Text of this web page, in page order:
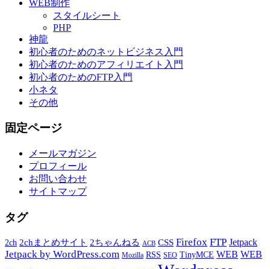
WEB制作
スタイルシート
PHP
神龍
初心者のためのネットビジネス入門
初心者のためのアフィリエイト入門
初心者のためのFTP入門
小ネタ
その他
固定ページ
メールマガジン
プロフィール
お問い合わせ
サイトマップ
タグ
2ch 2chまとめサイト 2ちゃんねる ACB CSS Firefox FTP Jetpack
Jetpack by WordPress.com Mozilla RSS SEO TinyMCE WEB WEB